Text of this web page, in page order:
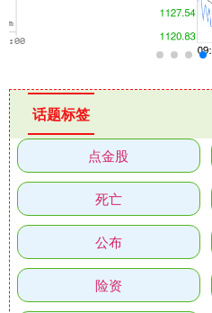
话题标签
点金股
死亡
公布
险资